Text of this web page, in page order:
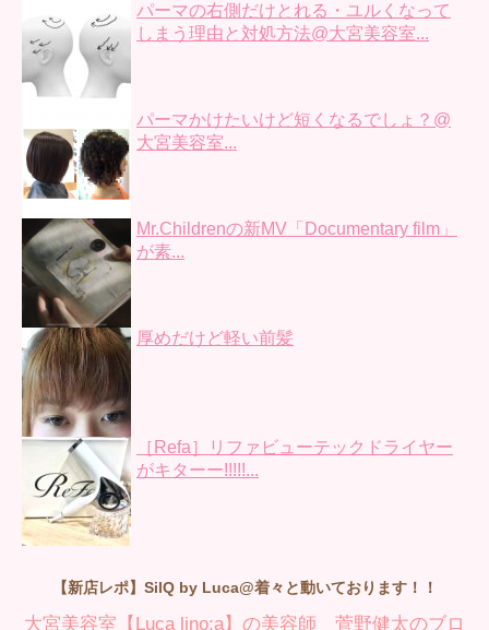
パーマの右側だけとれる・ユルくなって
しまう理由と対処方法@大宮美容室...
パーマかけたいけど短くなるでしょ？@
大宮美容室...
Mr.Childrenの新MV「Documentary film」
が素...
厚めだけど軽い前髪
［Refa］リファビューテックドライヤー
がキターー!!!!!...
【新店レポ】SilQ by Luca@着々と動いております！！
大宮美容室【Luca lino:a】の美容師 菅野健太のブロ